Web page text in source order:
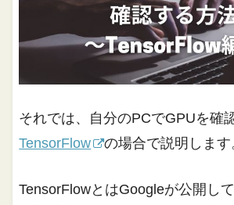
それでは、自分のPCでGPUを確
TensorFlow
の場合で説明します
TensorFlowとはGoogleが公開し